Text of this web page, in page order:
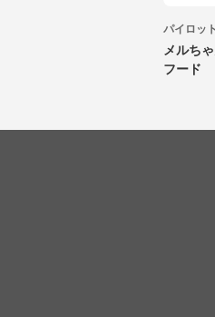
パイロッ
メルち
フード